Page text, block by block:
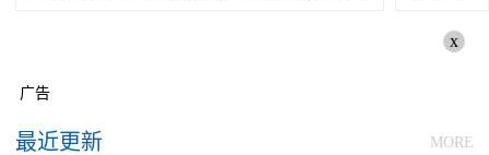
x
广告
最近更新 MORE